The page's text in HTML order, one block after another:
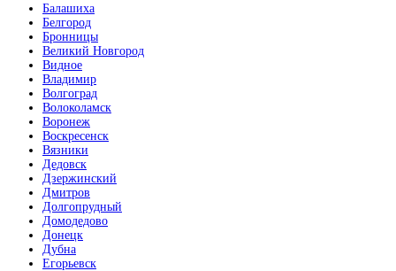
Балашиха
Белгород
Бронницы
Великий Новгород
Видное
Владимир
Волгоград
Волоколамск
Воронеж
Воскресенск
Вязники
Дедовск
Дзержинский
Дмитров
Долгопрудный
Домодедово
Донецк
Дубна
Егорьевск